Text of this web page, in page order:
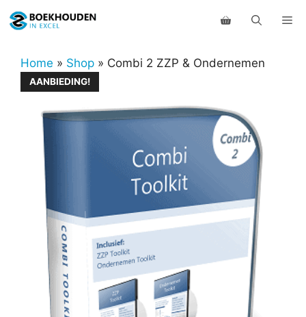
naar
inhoudHome » Shop » Combi 2 ZZP & Ondernemen
AANBIEDING!